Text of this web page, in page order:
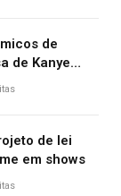
de
de Kanye
no Grammy
de lei
em shows